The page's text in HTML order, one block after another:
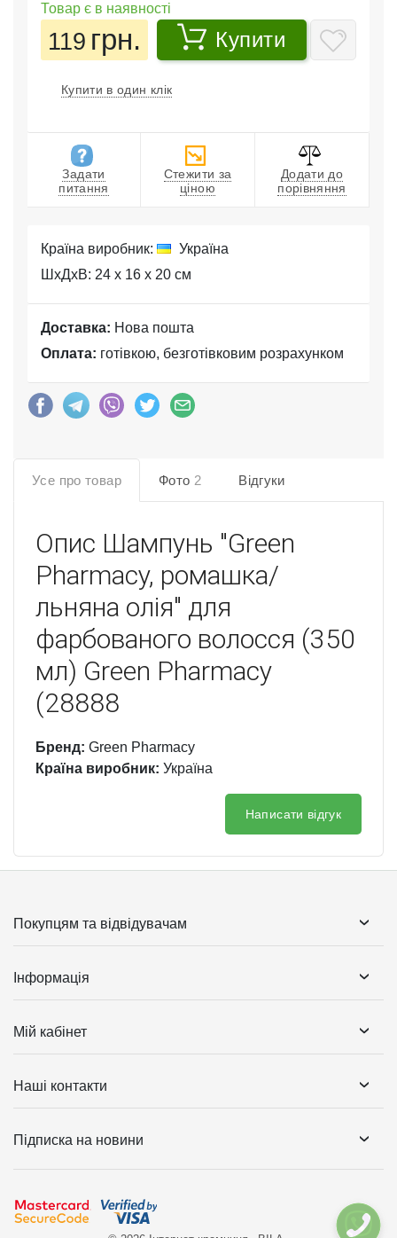
Товар є в наявності
119 грн. Купити
Купити в один клік
Задати
питання
Стежити за
ціною
Додати до
порівняння
Країна виробник:
Україна
ШхДхВ: 24 x 16 x 20 см
Доставка: Нова пошта
Оплата: готівкою, безготівковим розрахунком
Усе про товар Фото 2 Відгуки
Опис Шампунь "Green
Pharmacy, ромашка/
льняна олія" для
фарбованого волосся (350
мл) Green Pharmacy
(28888
Бренд: Green Pharmacy
Країна виробник: Україна
Написати відгук
Покупцям та відвідувачам
Інформація
Мій кабінет
Наші контакти
Підписка на новини